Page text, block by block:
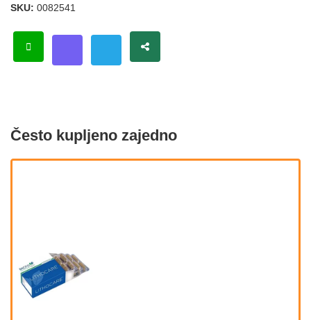
SKU: 0082541
Često kupljeno zajedno